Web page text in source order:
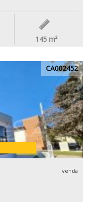
145 m²
CA002452
venda